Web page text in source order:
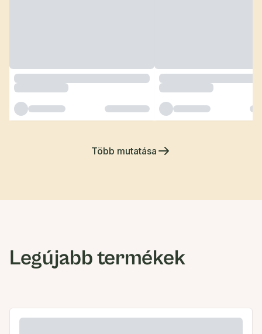
Több mutatása
Legújabb termékek